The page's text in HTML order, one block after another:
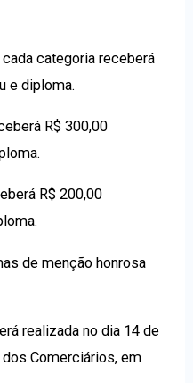
categoria receberá
e diploma.
R$ 300,00
R$ 200,00
de menção honrosa
realizada no dia 14 de
Comerciários, em